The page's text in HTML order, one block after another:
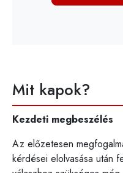
Mit kapok?
Kezdeti megbeszélés
Az előzetesen
kérdései elolvasása után